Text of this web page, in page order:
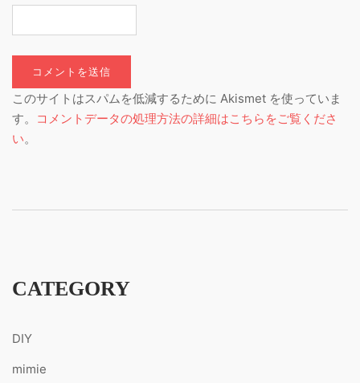
このサイトはスパムを低減するために Akismet を使っていま
す。
コメントデータの処理方法の詳細はこちらをご覧くださ
い。
CATEGORY
DIY
mimie